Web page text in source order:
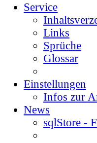
Service
Links
Sprüche
Glossar
Einstellungen
Infos zur
News
sqlStore -